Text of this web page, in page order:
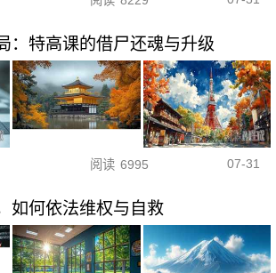
：特高课的借尸还魂与升级
阅读 6995 07-31
如何依法维权与自救